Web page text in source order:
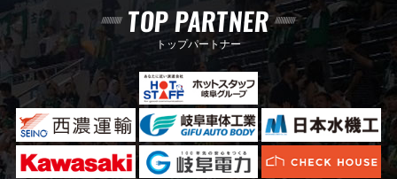
TOP PARTNER
トップパートナー